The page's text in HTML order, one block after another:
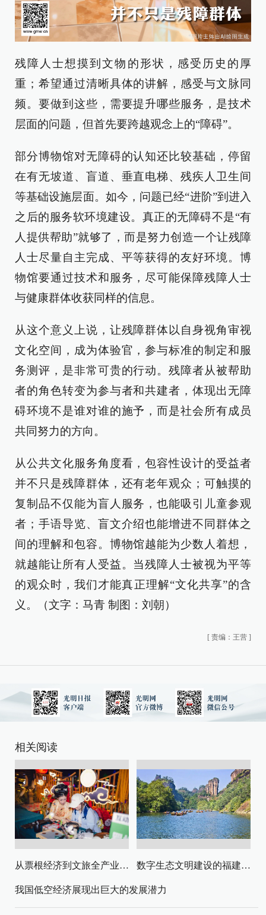
残障人士想摸到文物的形状，感受历史的厚
重；希望通过清晰具体的讲解，感受与文脉同
频。要做到这些，需要提升哪些服务，是技术
层面的问题，但首先要跨越观念上的“障碍”。
部分博物馆对无障碍的认知还比较基础，停留
在有无坡道、盲道、垂直电梯、残疾人卫生间
等基础设施层面。如今，问题已经“进阶”到进入
之后的服务软环境建设。真正的无障碍不是“有
人提供帮助”就够了，而是努力创造一个让残障
人士尽量自主完成、平等获得的友好环境。博
物馆要通过技术和服务，尽可能保障残障人士
与健康群体收获同样的信息。
从这个意义上说，让残障群体以自身视角审视
文化空间，成为体验官，参与标准的制定和服
务测评，是非常可贵的行动。残障者从被帮助
者的角色转变为参与者和共建者，体现出无障
碍环境不是谁对谁的施予，而是社会所有成员
共同努力的方向。
从公共文化服务角度看，包容性设计的受益者
并不只是残障群体，还有老年观众；可触摸的
复制品不仅能为盲人服务，也能吸引儿童参观
者；手语导览、盲文介绍也能增进不同群体之
间的理解和包容。博物馆越能为少数人着想，
就越能让所有人受益。当残障人士被视为平等
的观众时，我们才能真正理解“文化共享”的含
义。（文字：马青 制图：刘朝）
[ 责编：王营 ]
相关阅读
从票根经济到文旅全产业链升级 数字生态文明建设的福建路径与启示
我国低空经济展现出巨大的发展潜力